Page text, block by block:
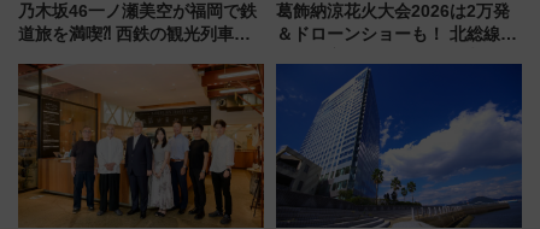
乃木坂46一ノ瀬美空が福岡で鉄
道旅を満喫⁈ 西鉄の観光列車
CHIKUGO」で巡る福岡･太宰
府･柳川の旅！YouTubeが公開
に
葛飾納涼花火大会2026は2万発
＆ドローンショーも！ 北総線を
車、観覧スポット情報と周辺観
光まとめ（7/28開催）